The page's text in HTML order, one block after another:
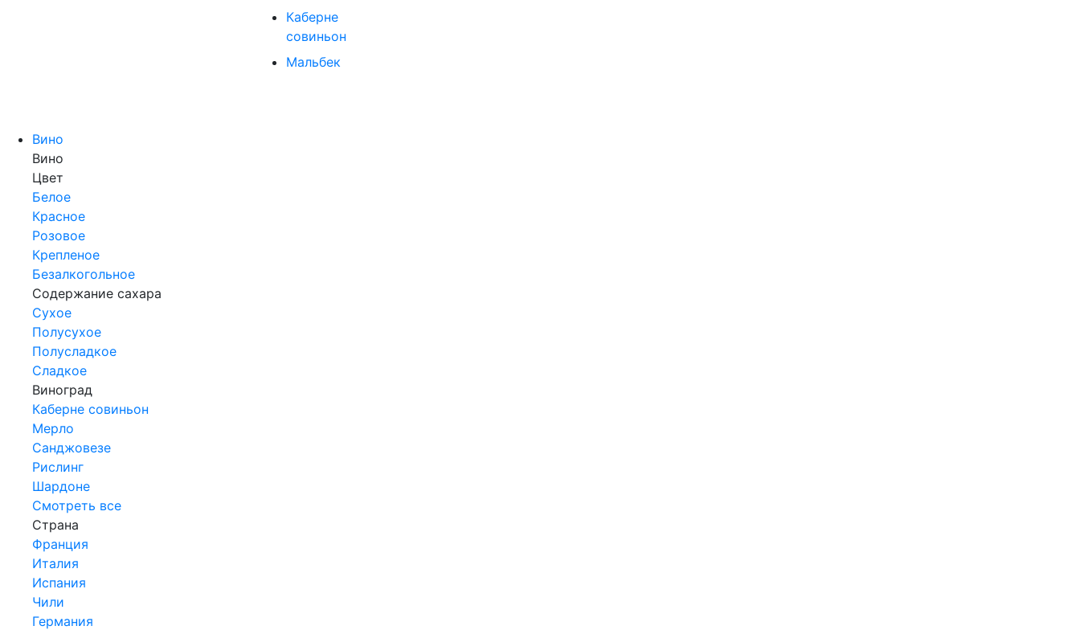
Каберне
совиньон
Мальбек
Вино
Вино
Цвет
Белое
Красное
Розовое
Крепленое
Безалкогольное
Содержание сахара
Сухое
Полусухое
Полусладкое
Сладкое
Виноград
Каберне совиньон
Мерло
Санджовезе
Рислинг
Шардоне
Смотреть все
Страна
Франция
Италия
Испания
Чили
Германия